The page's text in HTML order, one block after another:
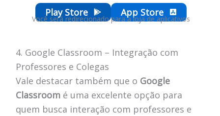
Play Store App Store
Você será redirecionado para a loja de aplicativos
4. Google Classroom – Integração com
Professores e Colegas
Vale destacar também que o Google
Classroomé uma excelente opção para
quem busca interação com professores e